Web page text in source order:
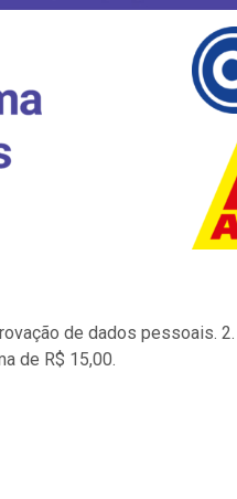
de dados pessoais.
de R$ 15,00.